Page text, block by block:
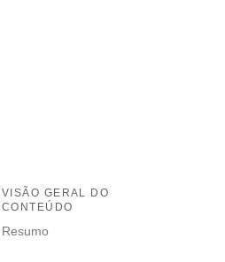
VISÃO GERAL DO
CONTEÚDO
Resumo